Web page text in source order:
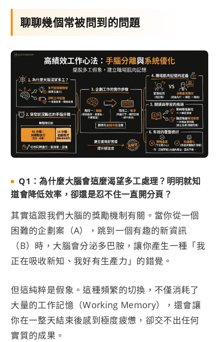
聊聊幾個常被問到的問題
Q1：為什麼大腦會這麼渴望多工處理？明明就知
道會降低效率，卻還是忍不住一直開分頁？
其實這跟我們大腦的獎勵機制有關。當你從一個
困難的企劃案（A），跳到一個有趣的新資訊
（B）時，大腦會分泌多巴胺，讓你產生一種「我
正在吸收新知、我好有生產力」的錯覺。
但這純粹是假象。這種頻繁的切換，不僅消耗了
大量的工作記憶（Working Memory），還會讓
你在一整天結束後感到極度疲憊，卻交不出任何
實質的成果。